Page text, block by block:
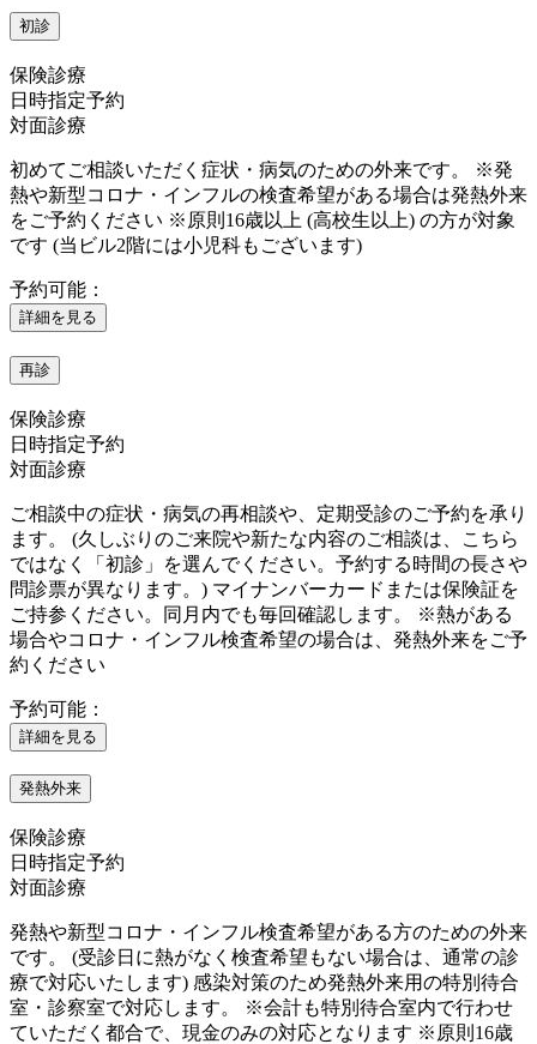
初診
保険診療
日時指定予約
対面診療
初めてご相談いただく症状・病気のための外来です。 ※発
熱や新型コロナ・インフルの検査希望がある場合は発熱外来
をご予約ください ※原則16歳以上 (高校生以上) の方が対象
です (当ビル2階には小児科もございます)
予約可能：
詳細を見る
再診
保険診療
日時指定予約
対面診療
ご相談中の症状・病気の再相談や、定期受診のご予約を承り
ます。 (久しぶりのご来院や新たな内容のご相談は、こちら
ではなく「初診」を選んでください。予約する時間の長さや
問診票が異なります。) マイナンバーカードまたは保険証を
ご持参ください。同月内でも毎回確認します。 ※熱がある
場合やコロナ・インフル検査希望の場合は、発熱外来をご予
約ください
予約可能：
詳細を見る
発熱外来
保険診療
日時指定予約
対面診療
発熱や新型コロナ・インフル検査希望がある方のための外来
です。 (受診日に熱がなく検査希望もない場合は、通常の診
療で対応いたします) 感染対策のため発熱外来用の特別待合
室・診察室で対応します。 ※会計も特別待合室内で行わせ
ていただく都合で、現金のみの対応となります ※原則16歳